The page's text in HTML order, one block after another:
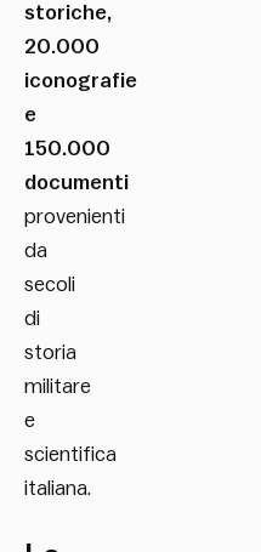
storiche,
20.000
iconografie
e
150.000
documenti
provenienti
da
secoli
di
storia
militare
e
scientifica
italiana.